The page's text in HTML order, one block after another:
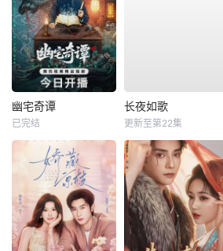
幽宅奇谭
已完结
长夜如歌
更新至第22集